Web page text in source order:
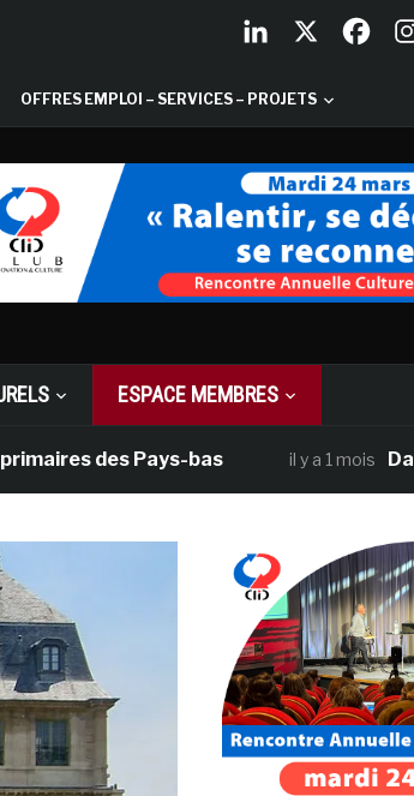
OFFRES EMPLOI – SERVICES – PROJETS
ESPACE MEMBRES
des Pays-bas il y a 1 mois Dans le